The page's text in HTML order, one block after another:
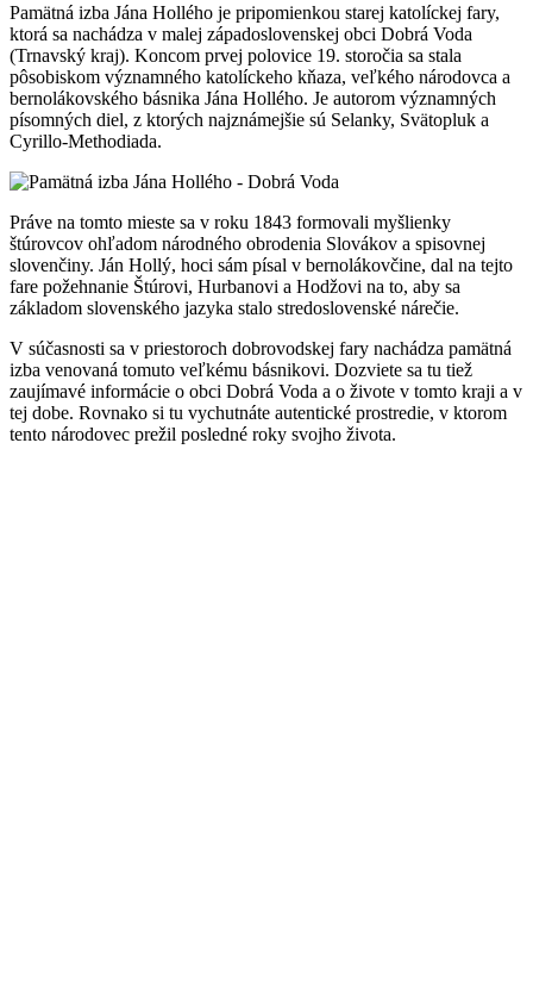
Pamätná izba Jána Hollého je pripomienkou starej katolíckej fary,
ktorá sa nachádza v malej západoslovenskej obci Dobrá Voda
(Trnavský kraj). Koncom prvej polovice 19. storočia sa stala
pôsobiskom významného katolíckeho kňaza, veľkého národovca a
bernolákovského básnika Jána Hollého. Je autorom významných
písomných diel, z ktorých najznámejšie sú Selanky, Svätopluk a
Cyrillo-Methodiada.
Práve na tomto mieste sa v roku 1843 formovali myšlienky
štúrovcov ohľadom národného obrodenia Slovákov a spisovnej
slovenčiny. Ján Hollý, hoci sám písal v bernolákovčine, dal na tejto
fare požehnanie Štúrovi, Hurbanovi a Hodžovi na to, aby sa
základom slovenského jazyka stalo stredoslovenské nárečie.
V súčasnosti sa v priestoroch dobrovodskej fary nachádza pamätná
izba venovaná tomuto veľkému básnikovi. Dozviete sa tu tiež
zaujímavé informácie o obci Dobrá Voda a o živote v tomto kraji a v
tej dobe. Rovnako si tu vychutnáte autentické prostredie, v ktorom
tento národovec prežil posledné roky svojho života.